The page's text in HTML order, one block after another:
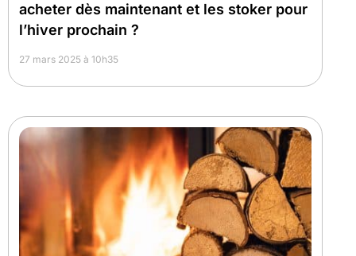
acheter dès maintenant et les stoker pour
l’hiver prochain ?
27 mars 2025 à 10h35